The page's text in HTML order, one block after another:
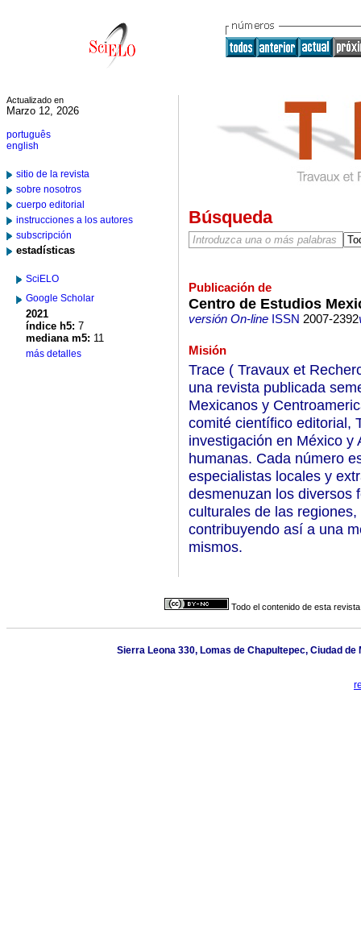
Actualizado en
Marzo 12, 2026
português
english
sitio de la revista
sobre nosotros
cuerpo editorial
instrucciones a los autores
subscripción
estadísticas
SciELO
Google Scholar
2021
índice h5: 7
mediana m5: 11
más detalles
Búsqueda
Publicación de
Centro de Estudios
versión On-lineISSN 2007-2392
Misión
Trace ( Travaux et
una revista publicada
Mexicanos y
comité científico editorial,
investigación en México y
humanas. Cada número
especialistas locales y
desmenuzan los diversos
culturales de las
contribuyendo así a una
mismos.
Todo el contenido de esta
Sierra Leona 330, Lomas de Chapultepec, Ciudad de